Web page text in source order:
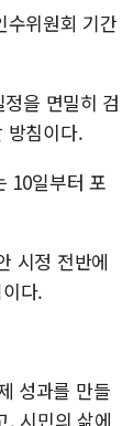
수위원회 기간
을 면밀히 검
방침이다.
10일부터 포
시정 전반에
다.
성과를 만들
, 시민의 삶에